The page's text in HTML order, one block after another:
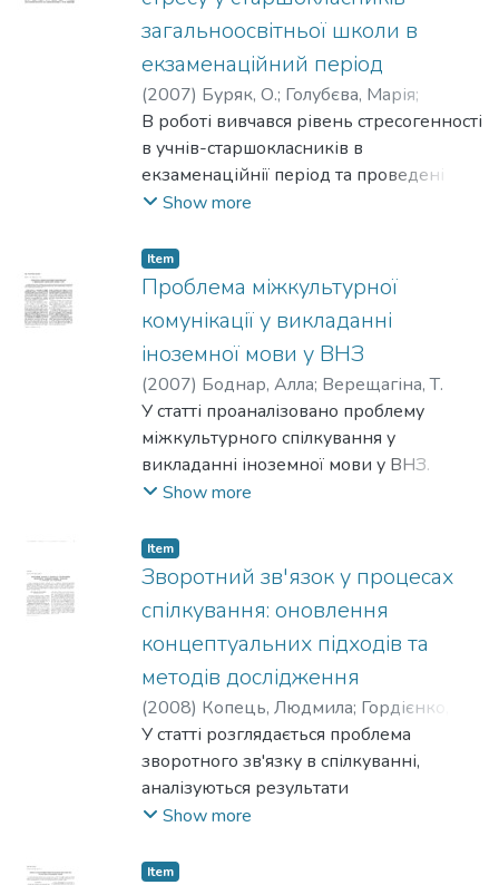
визначення структури особистості.
загальноосвітньої школи в
екзаменаційний період
(2007) Буряк, О.; Голубєва, Марія;
Лавренчук, А.;Майстренко, Ірина;
Макаренко, О. М.
В роботі вивчався рівень стресогенності
в учнів-старшокласників в
екзаменаційнії період та проведені
корекційні та профілактичні заходи
Show more
Item
Проблема міжкультурної
комунікації у викладанні
іноземної мови у ВНЗ
(2007) Боднар, Алла; Верещагіна, Т.
У статті проаналізовано проблему
міжкультурного спілкування у
викладанні іноземної мови у ВНЗ.
Проаналізовано поняття «культурний
у контексті міжкультурної комунікації».
Show more
Item
Зворотний зв'язок у процесах
спілкування: оновлення
концептуальних підходів та
методів дослідження
(2008) Копець, Людмила; Гордієнко,
Валерій
У статті розглядається проблема
зворотного зв'язку в спілкуванні,
аналізуються результати
досліджень та порушується питання про
концептуальних підходів та методів
Show more
Item